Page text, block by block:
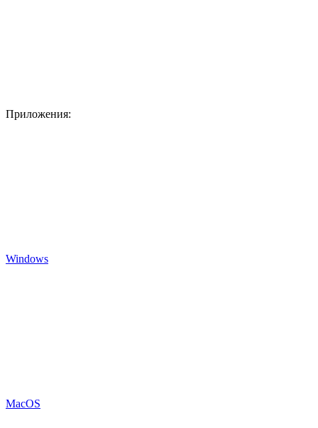
Приложения:
Windows
MacOS